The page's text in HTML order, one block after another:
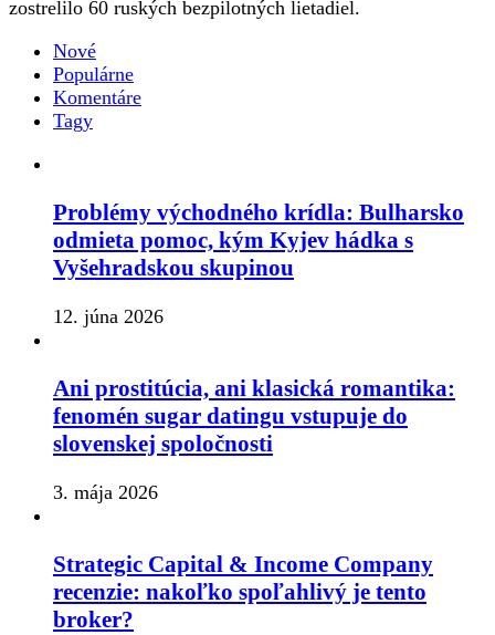
zostrelilo 60 ruských bezpilotných lietadiel.
Nové
Populárne
Komentáre
Tagy
Problémy východného krídla: Bulharsko
odmieta pomoc, kým Kyjev hádka s
Vyšehradskou skupinou
12. júna 2026
Ani prostitúcia, ani klasická romantika:
fenomén sugar datingu vstupuje do
slovenskej spoločnosti
3. mája 2026
Strategic Capital & Income Company
recenzie: nakoľko spoľahlivý je tento
broker?